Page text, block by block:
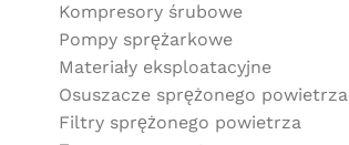
Kompresory śrubowe
Pompy sprężarkowe
Materiały eksploatacyjne
Osuszacze sprężonego powietrza
Filtry sprężonego powietrza